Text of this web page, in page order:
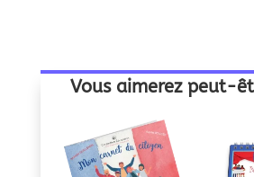
Vous aimerez peut-